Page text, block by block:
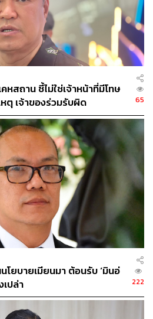
งคณะกรรมการไกล่เกลี่ยเข้ามา
ช่วยขับเคลื่อนให้กระบวนการ
ข้อเสีย คือผลลัพธ์ที่ออกมาไม่อาจ
จะยึดหลักการ ‘ทางแก้ไขที่
แต่ไม่ใช่ ‘ความเท่าเทียม’
ยขีดเส้นตรงกลางแล้วแบ่งกัน
ต-ออสเตรเลีย
ณีของติมอร์ เลสเตและ
าทเขตแดนทางทะเลได้สำเร็จผ่าน
นปี 2018 และกล่าวว่า “กัมพูชา
ห็นถึงประสิทธิภาพของกฎหมาย
ขข้อพิพาทอย่างสันติอีกครั้ง”
เตรเลีย เป็นกรณีตัวอย่างเดียวที่
การประนอมภาคบังคับ ซึ่งมีข้อ
สถาน ชี้ไม่ใช่เจ้าหน้าที่มีโทษ
ตุ เจ้าของร่วมรับผิด
65
ยบายเมียนมา ต้อนรับ ‘มินอ่
ปล่า
222